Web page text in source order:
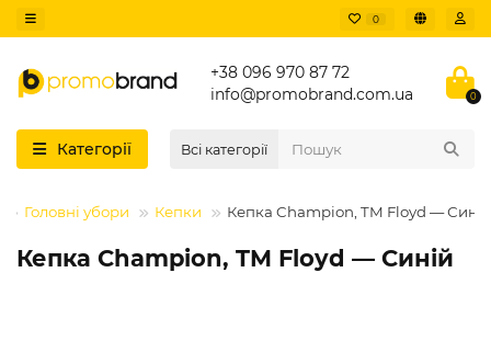
0
+38 096 970 87 72
info@promobrand.com.ua
0
Категорії Всі категорії
Головні убори Кепки Кепка Champion, TM Floyd — Синій
Кепка Champion, TM Floyd — Синій